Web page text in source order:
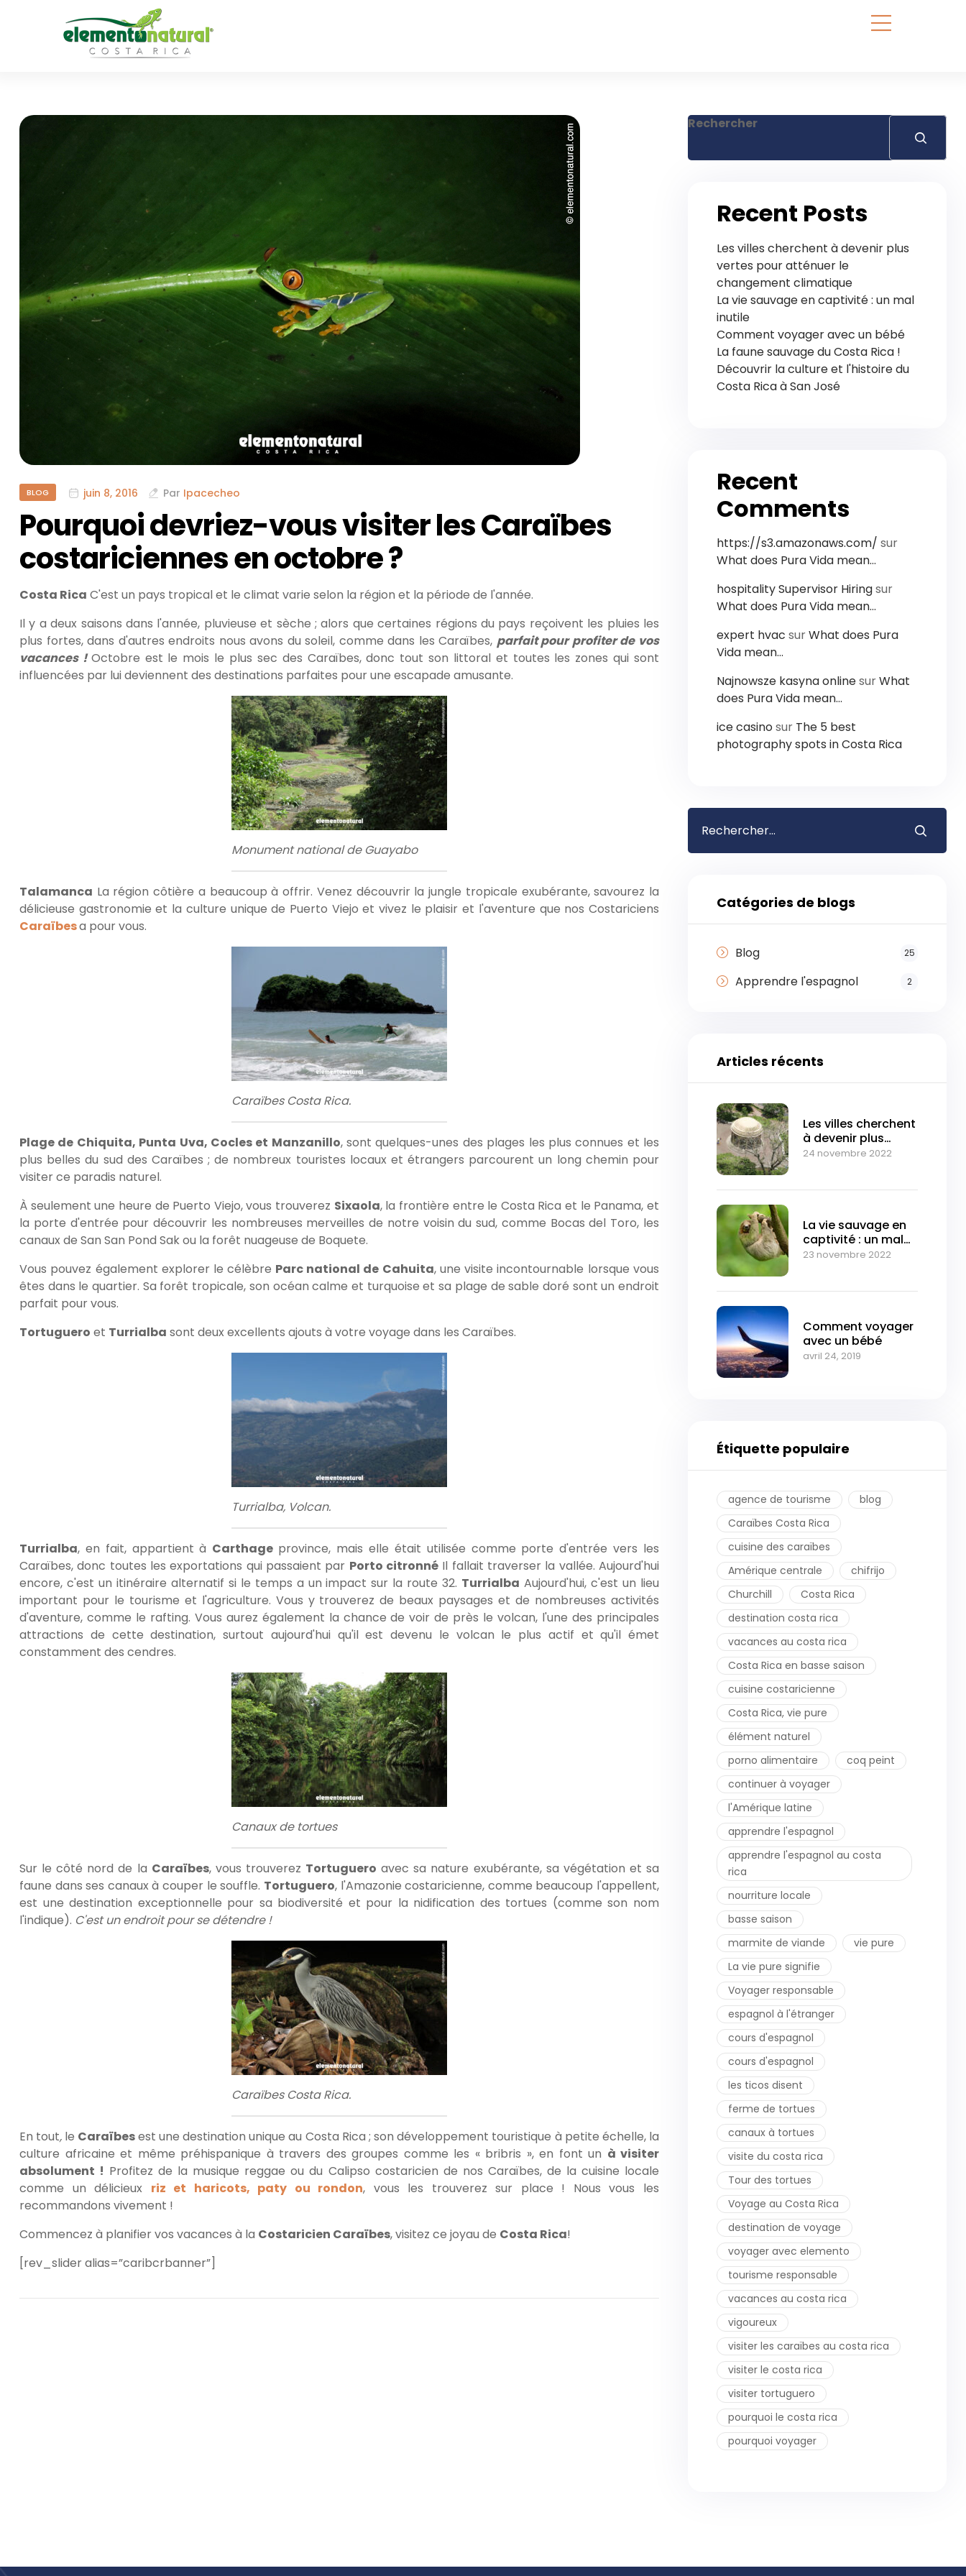
BLOG juin 8, 2016 Par Ipacecheo
Pourquoi devriez-vous visiter les Caraïbes
costariciennes en octobre ?
Costa Rica C'est un pays tropical et le climat varie selon la région et la période de l'année.
Il y a deux saisons dans l'année, pluvieuse et sèche ; alors que certaines régions du pays reçoivent les pluies les
plus fortes, dans d'autres endroits nous avons du soleil, comme dans les Caraïbes, parfait pour profiter de vos
vacances !Octobre est le mois le plus sec des Caraïbes, donc tout son littoral et toutes les zones qui sont
influencées par lui deviennent des destinations parfaites pour une escapade amusante.
Monument national de Guayabo
Talamanca La région côtière a beaucoup à offrir. Venez découvrir la jungle tropicale exubérante, savourez la
délicieuse gastronomie et la culture unique de Puerto Viejo et vivez le plaisir et l'aventure que nos Costariciens
Caraïbesa pour vous.
Caraïbes Costa Rica.
Plage de Chiquita, Punta Uva, Cocles et Manzanillo, sont quelques-unes des plages les plus connues et les
plus belles du sud des Caraïbes ; de nombreux touristes locaux et étrangers parcourent un long chemin pour
visiter ce paradis naturel.
À seulement une heure de Puerto Viejo, vous trouverez Sixaola, la frontière entre le Costa Rica et le Panama, et
la porte d'entrée pour découvrir les nombreuses merveilles de notre voisin du sud, comme Bocas del Toro, les
canaux de San San Pond Sak ou la forêt nuageuse de Boquete.
Vous pouvez également explorer le célèbre Parc national de Cahuita, une visite incontournable lorsque vous
êtes dans le quartier. Sa forêt tropicale, son océan calme et turquoise et sa plage de sable doré sont un endroit
parfait pour vous.
Tortuguero et Turrialba sont deux excellents ajouts à votre voyage dans les Caraïbes.
Turrialba, Volcan.
Turrialba, en fait, appartient à Carthage province, mais elle était utilisée comme porte d'entrée vers les
Caraïbes, donc toutes les exportations qui passaient par Porto citronné Il fallait traverser la vallée. Aujourd'hui
encore, c'est un itinéraire alternatif si le temps a un impact sur la route 32. Turrialba Aujourd'hui, c'est un lieu
important pour le tourisme et l'agriculture. Vous y trouverez de beaux paysages et de nombreuses activités
d'aventure, comme le rafting. Vous aurez également la chance de voir de près le volcan, l'une des principales
attractions de cette destination, surtout aujourd'hui qu'il est devenu le volcan le plus actif et qu'il émet
constamment des cendres.
Canaux de tortues
Sur le côté nord de la Caraïbes, vous trouverez Tortuguero avec sa nature exubérante, sa végétation et sa
faune dans ses canaux à couper le souffle. Tortuguero, l'Amazonie costaricienne, comme beaucoup l'appellent,
est une destination exceptionnelle pour sa biodiversité et pour la nidification des tortues (comme son nom
l'indique). C'est un endroit pour se détendre !
Caraïbes Costa Rica.
En tout, le Caraïbesest une destination unique au Costa Rica ; son développement touristique à petite échelle, la
culture africaine et même préhispanique à travers des groupes comme les « bribris », en font un à visiter
absolument ! Profitez de la musique reggae ou du Calipso costaricien de nos Caraïbes, de la cuisine locale
comme un délicieux riz et haricots, paty ou rondon, vous les trouverez sur place ! Nous vous les
recommandons vivement !
Commencez à planifier vos vacances à la Costaricien Caraïbes, visitez ce joyau de Costa Rica!
[rev_slider alias=”caribcrbanner”]
Rechercher
Recent Posts
Les villes cherchent à devenir plus
vertes pour atténuer le
changement climatique
La vie sauvage en captivité : un mal
inutile
Comment voyager avec un bébé
La faune sauvage du Costa Rica !
Découvrir la culture et l'histoire du
Costa Rica à San José
Recent
Comments
https://s3.amazonaws.com/ sur
What does Pura Vida mean…
hospitality Supervisor Hiringsur
What does Pura Vida mean…
expert hvac surWhat does Pura
Vida mean…
Najnowsze kasyna onlinesurWhat
does Pura Vida mean…
ice casinosur The 5 best
photography spots in Costa Rica
Catégories de blogs
Blog 25
Apprendre l'espagnol 2
Articles récents
Les villes cherchent
à devenir plus
vertes pour
climatique
24 novembre 2022
La vie sauvage en
captivité : un mal
inutile
23 novembre 2022
Comment voyager
avec un bébé
avril 24, 2019
Étiquette populaire
agence de tourisme
blog
Caraïbes Costa Rica
cuisine des caraïbes
Amérique centrale
chifrijo
Churchill
Costa Rica
destination costa rica
vacances au costa rica
Costa Rica en basse saison
cuisine costaricienne
Costa Rica, vie pure
élément naturel
porno alimentaire
coq peint
continuer à voyager
l'Amérique latine
apprendre l'espagnol
apprendre l'espagnol au costa
rica
nourriture locale
basse saison
marmite de viande
vie pure
La vie pure signifie
Voyager responsable
espagnol à l'étranger
cours d'espagnol
cours d'espagnol
les ticos disent
ferme de tortues
canaux à tortues
visite du costa rica
Tour des tortues
Voyage au Costa Rica
destination de voyage
voyager avec elemento
tourisme responsable
vacances au costa rica
vigoureux
visiter les caraïbes au costa rica
visiter le costa rica
visiter tortuguero
pourquoi le costa rica
pourquoi voyager